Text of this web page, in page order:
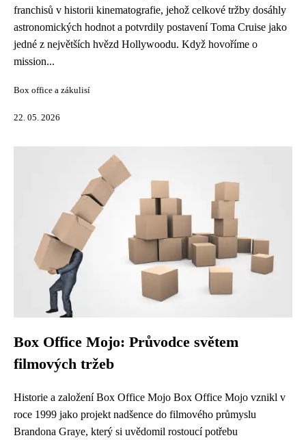
franchisů v historii kinematografie, jehož celkové tržby dosáhly
astronomických hodnot a potvrdily postavení Toma Cruise jako
jedné z největších hvězd Hollywoodu. Když hovoříme o
mission...
Box office a zákulisí
22. 05. 2026
Box Office Mojo: Průvodce světem
filmových tržeb
Historie a založení Box Office Mojo Box Office Mojo vznikl v
roce 1999 jako projekt nadšence do filmového průmyslu
Brandona Graye, který si uvědomil rostoucí potřebu